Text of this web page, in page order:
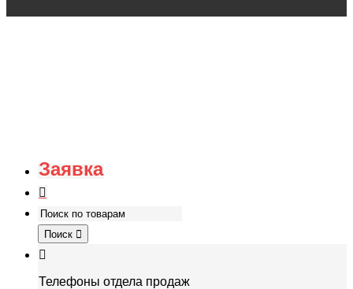
Заявка
Поиск
Телефоны отдела продаж